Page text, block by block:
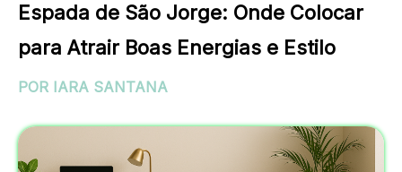
Espada de São Jorge: Onde Colocar
para Atrair Boas Energias e Estilo
POR IARA SANTANA